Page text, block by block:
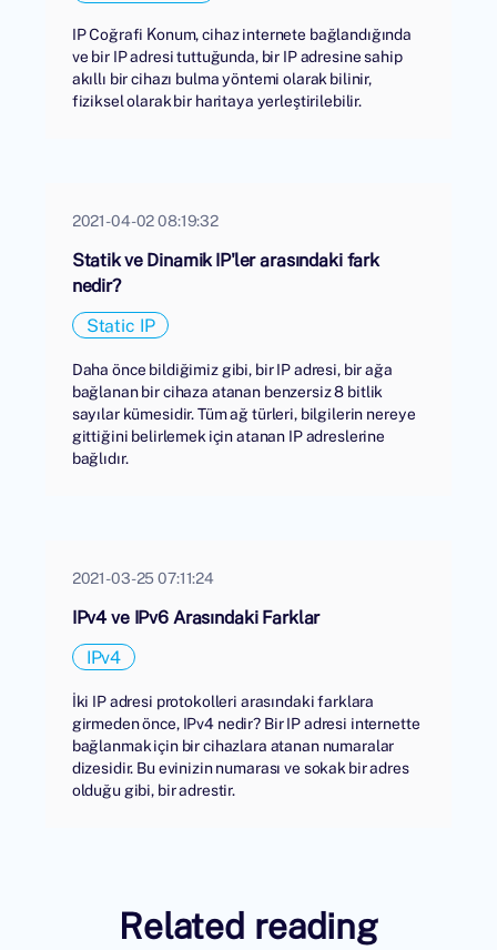
IP Coğrafi Konum, cihaz internete bağlandığında
ve bir IP adresi tuttuğunda, bir IP adresine sahip
akıllı bir cihazı bulma yöntemi olarak bilinir,
fiziksel olarak bir haritaya yerleştirilebilir.
2021-04-02 08:19:32
Statik ve Dinamik IP'ler arasındaki fark
nedir?
Static IP
Daha önce bildiğimiz gibi, bir IP adresi, bir ağa
bağlanan bir cihaza atanan benzersiz 8 bitlik
sayılar kümesidir. Tüm ağ türleri, bilgilerin nereye
gittiğini belirlemek için atanan IP adreslerine
bağlıdır.
2021-03-25 07:11:24
IPv4 ve IPv6 Arasındaki Farklar
IPv4
İki IP adresi protokolleri arasındaki farklara
girmeden önce, IPv4 nedir? Bir IP adresi internette
bağlanmak için bir cihazlara atanan numaralar
dizesidir. Bu evinizin numarası ve sokak bir adres
olduğu gibi, bir adrestir.
Related reading